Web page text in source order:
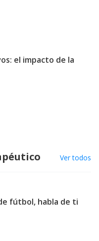
el impacto de la
Ver todos
fútbol, habla de ti